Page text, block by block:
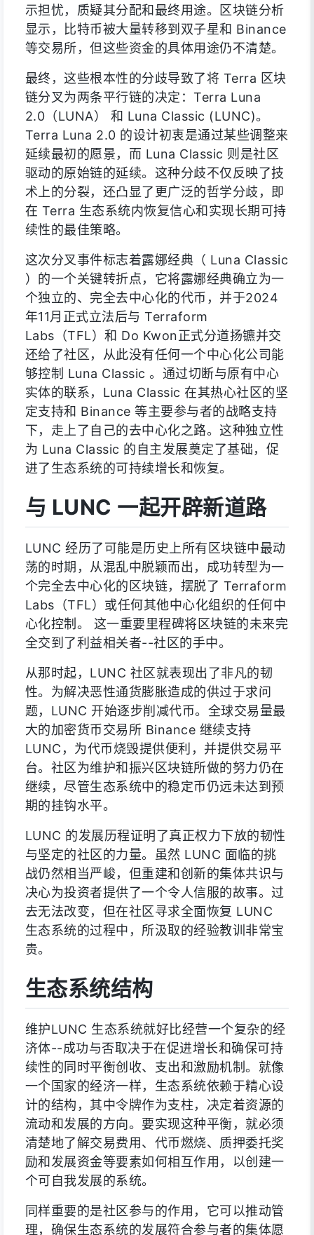
示担忧，质疑其分配和最终用途。区块链分析
显示，比特币被大量转移到双子星和 Binance
等交易所，但这些资金的具体用途仍不清楚。
最终，这些根本性的分歧导致了将 Terra 区块
链分叉为两条平行链的决定：Terra Luna
2.0（LUNA） 和 Luna Classic (LUNC)。
Terra Luna 2.0 的设计初衷是通过某些调整来
延续最初的愿景，而 Luna Classic 则是社区
驱动的原始链的延续。这种分歧不仅反映了技
术上的分裂，还凸显了更广泛的哲学分歧，即
在 Terra 生态系统内恢复信心和实现长期可持
续性的最佳策略。
这次分叉事件标志着露娜经典（ Luna Classic
）的一个关键转折点，它将露娜经典确立为一
个独立的、完全去中心化的代币，并于2024
年11月正式立法后与 Terraform
Labs（TFL）和 Do Kwon正式分道扬镳并交
还给了社区，从此没有任何一个中心化公司能
够控制 Luna Classic 。通过切断与原有中心
实体的联系，Luna Classic 在其热心社区的坚
定支持和 Binance 等主要参与者的战略支持
下，走上了自己的去中心化之路。这种独立性
为 Luna Classic 的自主发展奠定了基础，促
进了生态系统的可持续增长和恢复。
与 LUNC 一起开辟新道路
LUNC 经历了可能是历史上所有区块链中最动
荡的时期，从混乱中脱颖而出，成功转型为一
个完全去中心化的区块链，摆脱了 Terraform
Labs（TFL）或任何其他中心化组织的任何中
心化控制。 这一重要里程碑将区块链的未来完
全交到了利益相关者--社区的手中。
从那时起，LUNC 社区就表现出了非凡的韧
性。为解决恶性通货膨胀造成的供过于求问
题，LUNC 开始逐步削减代币。全球交易量最
大的加密货币交易所 Binance 继续支持
LUNC，为代币烧毁提供便利，并提供交易平
台。社区为维护和振兴区块链所做的努力仍在
继续，尽管生态系统中的稳定币仍远未达到预
期的挂钩水平。
LUNC 的发展历程证明了真正权力下放的韧性
与坚定的社区的力量。虽然 LUNC 面临的挑
战仍然相当严峻，但重建和创新的集体共识与
决心为投资者提供了一个令人信服的故事。过
去无法改变，但在社区寻求全面恢复 LUNC
生态系统的过程中，所汲取的经验教训非常宝
贵。
生态系统结构
维护LUNC 生态系统就好比经营一个复杂的经
济体--成功与否取决于在促进增长和确保可持
续性的同时平衡创收、支出和激励机制。就像
一个国家的经济一样，生态系统依赖于精心设
计的结构，其中令牌作为支柱，决定着资源的
流动和发展的方向。要实现这种平衡，就必须
清楚地了解交易费用、代币燃烧、质押委托奖
励和发展资金等要素如何相互作用，以创建一
个可自我发展的系统。
同样重要的是社区参与的作用，它可以推动管
理，确保生态系统的发展符合参与者的集体愿